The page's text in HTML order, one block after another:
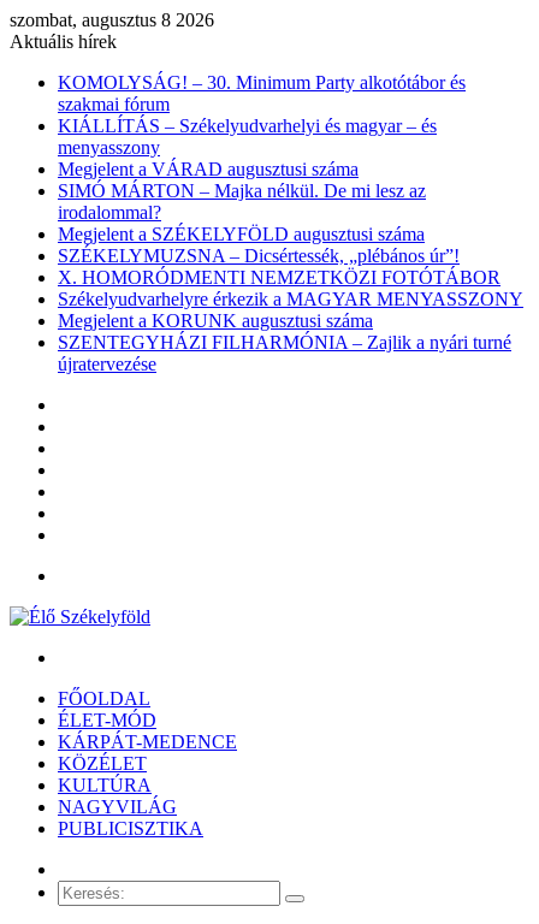
szombat, augusztus 8 2026
Aktuális hírek
KOMOLYSÁG! – 30. Minimum Party alkotótábor és
szakmai fórum
KIÁLLÍTÁS – Székelyudvarhelyi és magyar – és
menyasszony
Megjelent a VÁRAD augusztusi száma
SIMÓ MÁRTON – Majka nélkül. De mi lesz az
irodalommal?
Megjelent a SZÉKELYFÖLD augusztusi száma
SZÉKELYMUZSNA – Dicsértessék, „plébános úr”!
X. HOMORÓDMENTI NEMZETKÖZI FOTÓTÁBOR
Székelyudvarhelyre érkezik a MAGYAR MENYASSZONY
Megjelent a KORUNK augusztusi száma
SZENTEGYHÁZI FILHARMÓNIA – Zajlik a nyári turné
újratervezése
FŐOLDAL
ÉLET-MÓD
KÁRPÁT-MEDENCE
KÖZÉLET
KULTÚRA
NAGYVILÁG
PUBLICISZTIKA
cikk
Keresés: